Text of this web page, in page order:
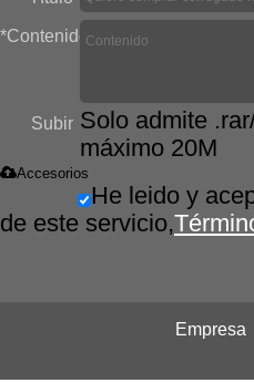
*Contenido
Subir Solo admite
máximo 20M
Accesorios
He leido y
de este servicio,
Empresa